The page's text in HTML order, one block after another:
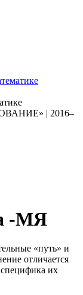
| 2016–
-МЯ
«путь» и
отличается
их